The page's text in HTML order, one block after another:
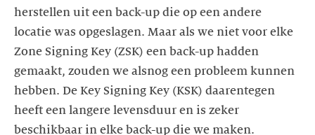
herstellen uit een back-up die op een andere
locatie was opgeslagen. Maar als we niet voor elke
Zone Signing Key (ZSK) een back-up hadden
gemaakt, zouden we alsnog een probleem kunnen
hebben. De Key Signing Key (KSK) daarentegen
heeft een langere levensduur en is zeker